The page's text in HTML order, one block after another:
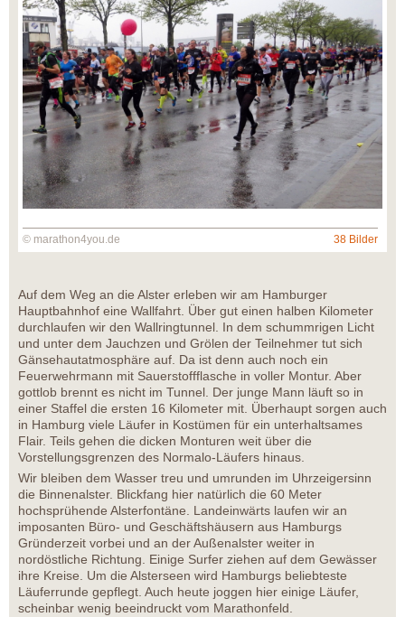
© marathon4you.de 38 Bilder
Auf dem Weg an die Alster erleben wir am Hamburger
Hauptbahnhof eine Wallfahrt. Über gut einen halben Kilometer
durchlaufen wir den Wallringtunnel. In dem schummrigen Licht
und unter dem Jauchzen und Grölen der Teilnehmer tut sich
Gänsehautatmosphäre auf. Da ist denn auch noch ein
Feuerwehrmann mit Sauerstoffflasche in voller Montur. Aber
gottlob brennt es nicht im Tunnel. Der junge Mann läuft so in
einer Staffel die ersten 16 Kilometer mit. Überhaupt sorgen auch
in Hamburg viele Läufer in Kostümen für ein unterhaltsames
Flair. Teils gehen die dicken Monturen weit über die
Vorstellungsgrenzen des Normalo-Läufers hinaus.
Wir bleiben dem Wasser treu und umrunden im Uhrzeigersinn
die Binnenalster. Blickfang hier natürlich die 60 Meter
hochsprühende Alsterfontäne. Landeinwärts laufen wir an
imposanten Büro- und Geschäftshäusern aus Hamburgs
Gründerzeit vorbei und an der Außenalster weiter in
nordöstliche Richtung. Einige Surfer ziehen auf dem Gewässer
ihre Kreise. Um die Alsterseen wird Hamburgs beliebteste
Läuferrunde gepflegt. Auch heute joggen hier einige Läufer,
scheinbar wenig beeindruckt vom Marathonfeld.